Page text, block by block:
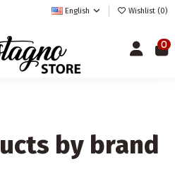
English Wishlist (0)
0
by brand